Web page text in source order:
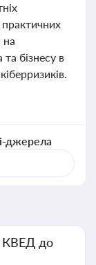
практичних
на
та бізнесу в
джерела
КВЕД до